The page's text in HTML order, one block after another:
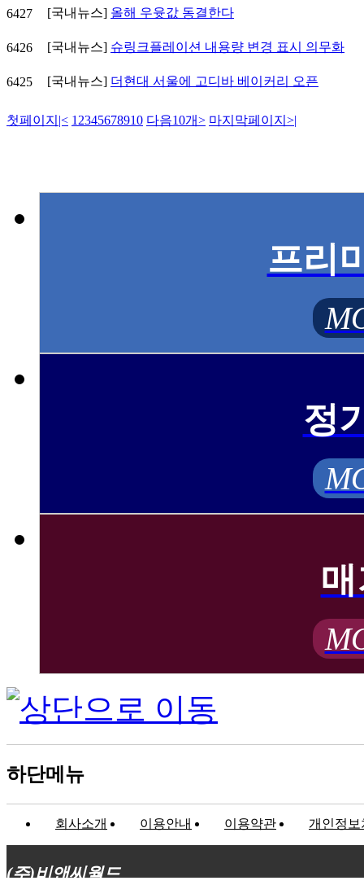
6427 [국내뉴스] 올해 우윳값 동결한다
6426 [국내뉴스] 슈링크플레이션 내용량 변경 표시 의무화
6425 [국내뉴스] 더현대 서울에 고디바 베이커리 오픈
첫페이지 |< 1 2345678910 다음10개> 마지막페이지 >|
프리
정
하단메뉴
회사소개 이용안내 이용약관 개인정보
(주)비앤씨월드